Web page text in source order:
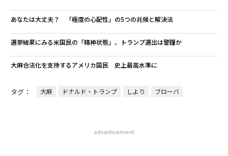
あなたは大丈夫？ 「極度の心配性」の5つの兆候と解決法
選挙結果にみる米国民の「精神状態」、トランプ選出は警鐘か
大麻合法化を支持するアメリカ国民 史上最高水準に
タグ： 大麻 ドナルド・トランプ しより ブローバ
advertisement